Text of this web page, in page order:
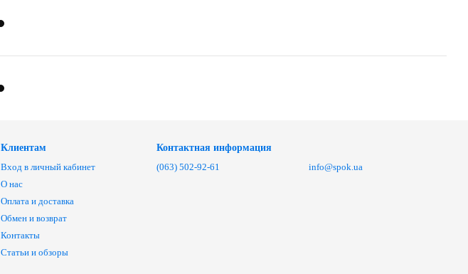
Клиентам
Вход в личный кабинет
О нас
Оплата и доставка
Обмен и возврат
Контакты
Статьи и обзоры
Контактная информация
(063) 502-92-61
info@spok.ua